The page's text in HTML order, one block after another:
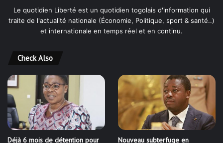
traite de l'actualité nationale (Économie, Politique, sport & santé..)
et internationale en temps réel et en continu.
Déjà 6 mois de détention pour
Marguerite Gnakadé : Le
Nouveau subterfuge en
préparation de Faure